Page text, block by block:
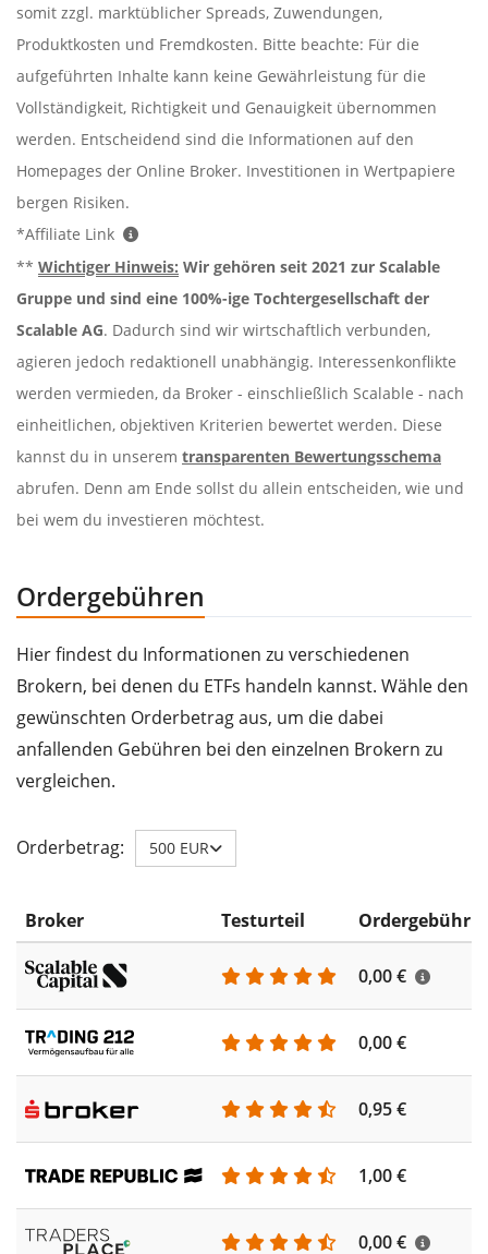
somit zzgl. marktüblicher Spreads, Zuwendungen,
Produktkosten und Fremdkosten. Bitte beachte: Für die
aufgeführten Inhalte kann keine Gewährleistung für die
Vollständigkeit, Richtigkeit und Genauigkeit übernommen
werden. Entscheidend sind die Informationen auf den
Homepages der Online Broker. Investitionen in Wertpapiere
bergen Risiken.
*Affiliate Link
** Wichtiger Hinweis: Wir gehören seit 2021 zur Scalable
Gruppe und sind eine 100%-ige Tochtergesellschaft der
Scalable AG. Dadurch sind wir wirtschaftlich verbunden,
agieren jedoch redaktionell unabhängig. Interessenkonflikte
werden vermieden, da Broker - einschließlich Scalable - nach
einheitlichen, objektiven Kriterien bewertet werden. Diese
kannst du in unserem transparenten Bewertungsschema
abrufen. Denn am Ende sollst du allein entscheiden, wie und
bei wem du investieren möchtest.
Ordergebühren
Hier findest du Informationen zu verschiedenen
Brokern, bei denen du ETFs handeln kannst. Wähle den
gewünschten Orderbetrag aus, um die dabei
anfallenden Gebühren bei den einzelnen Brokern zu
vergleichen.
Orderbetrag: 500 EUR
Broker Testurteil Ordergebühr
0,00 €
0,00 €
0,95 €
1,00 €
0,00 €